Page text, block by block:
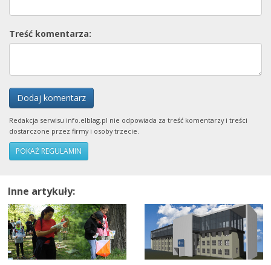
Treść komentarza:
Dodaj komentarz
Redakcja serwisu info.elblag.pl nie odpowiada za treść komentarzy i treści
dostarczone przez firmy i osoby trzecie.
POKAŻ REGULAMIN
Inne artykuły: